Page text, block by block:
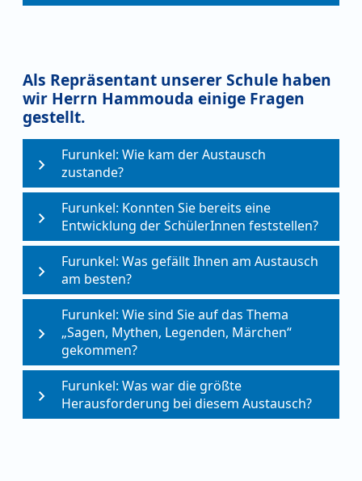
Als Repräsentant unserer Schule haben
wir Herrn Hammouda einige Fragen
gestellt.
Furunkel: Wie kam der Austausch
zustande?
Furunkel: Konnten Sie bereits eine
Entwicklung der SchülerInnen feststellen?
Furunkel: Was gefällt Ihnen am Austausch
am besten?
Furunkel: Wie sind Sie auf das Thema
„Sagen, Mythen, Legenden, Märchen“
gekommen?
Furunkel: Was war die größte
Herausforderung bei diesem Austausch?